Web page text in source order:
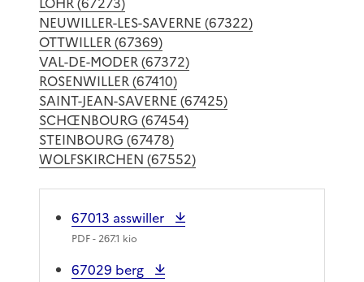
NEUWILLER-LES-SAVERNE (67322)
OTTWILLER (67369)
VAL-DE-MODER (67372)
ROSENWILLER (67410)
SAINT-JEAN-SAVERNE (67425)
SCHŒNBOURG (67454)
STEINBOURG (67478)
WOLFSKIRCHEN (67552)
67013 asswiller
PDF- 267.1 kio
67029 berg